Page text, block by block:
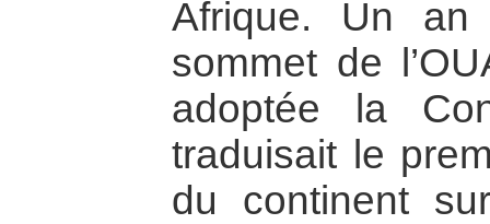
Afrique. Un
sommet de
adoptée la
traduisait le
du continent